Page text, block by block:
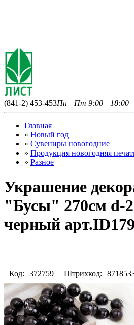
(841-2) 453-453Пн—Пт 9:00—18:00
Главная
» Новый год
» Сувениры новогодние
» Продукция новогодняя
» Разное
Украшение
"Бусы" 270см d-
черный
Код: 372759 Штрихкод: